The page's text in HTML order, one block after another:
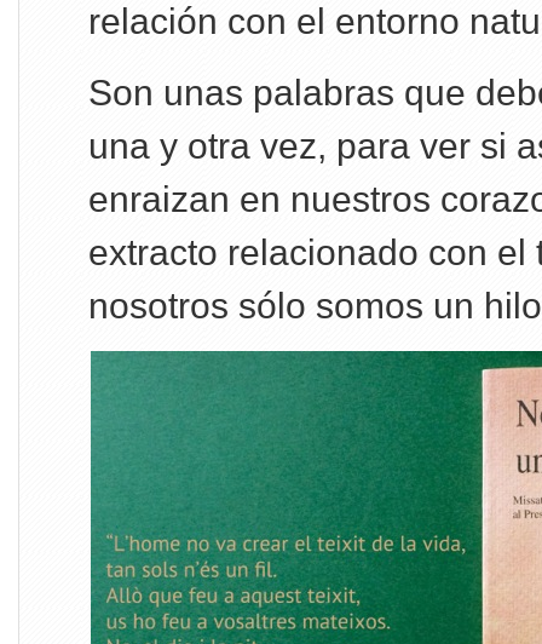
relación con el entorno
Son unas palabras que
una y otra vez, para ver si
enraizan en nuestros
extracto relacionado con el
nosotros sólo somos un